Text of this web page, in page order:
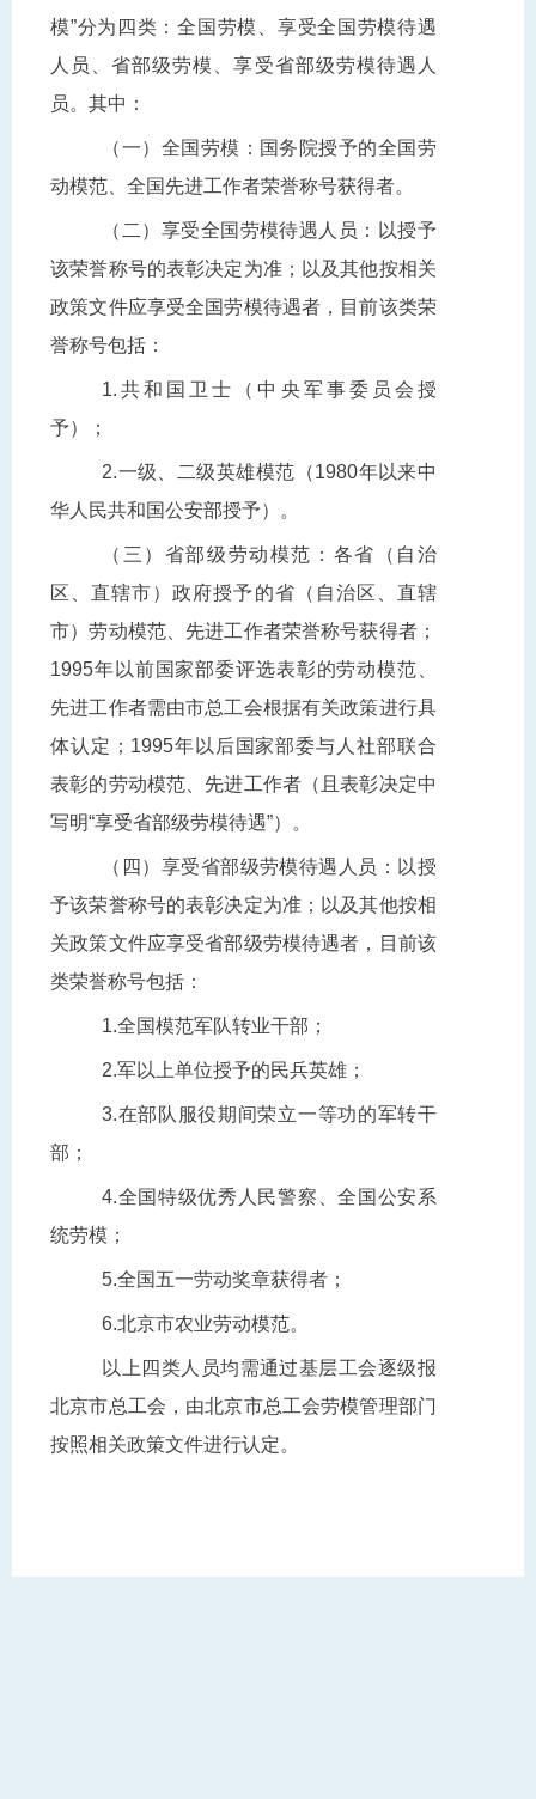
模”分为四类：全国劳模、享受全国劳模待遇
人员、省部级劳模、享受省部级劳模待遇人
员。其中：
（一）全国劳模：国务院授予的全国劳
动模范、全国先进工作者荣誉称号获得者。
（二）享受全国劳模待遇人员：以授予
该荣誉称号的表彰决定为准；以及其他按相关
政策文件应享受全国劳模待遇者，目前该类荣
誉称号包括：
1.共和国卫士（中央军事委员会授
予）；
2.一级、二级英雄模范（1980年以来中
华人民共和国公安部授予）。
（三）省部级劳动模范：各省（自治
区、直辖市）政府授予的省（自治区、直辖
市）劳动模范、先进工作者荣誉称号获得者；
1995年以前国家部委评选表彰的劳动模范、
先进工作者需由市总工会根据有关政策进行具
体认定；1995年以后国家部委与人社部联合
表彰的劳动模范、先进工作者（且表彰决定中
写明“享受省部级劳模待遇”）。
（四）享受省部级劳模待遇人员：以授
予该荣誉称号的表彰决定为准；以及其他按相
关政策文件应享受省部级劳模待遇者，目前该
类荣誉称号包括：
1.全国模范军队转业干部；
2.军以上单位授予的民兵英雄；
3.在部队服役期间荣立一等功的军转干
部；
4.全国特级优秀人民警察、全国公安系
统劳模；
5.全国五一劳动奖章获得者；
6.北京市农业劳动模范。
以上四类人员均需通过基层工会逐级报
北京市总工会，由北京市总工会劳模管理部门
按照相关政策文件进行认定。